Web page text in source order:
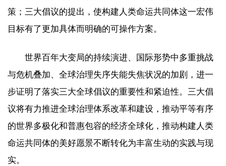
策；三大倡议的提出，使构建人类命运共同体这一宏伟
目标有了更加具体而明确的可操作方案。
世界百年大变局的持续演进、国际形势中多重挑战
与危机叠加、全球治理失序失能失焦状况的加剧，进一
步证明了落实三大全球倡议的重要性和紧迫性。三大倡
议将有力推进全球治理体系改革和建设，推动平等有序
的世界多极化和普惠包容的经济全球化，推动构建人类
命运共同体的美好愿景不断转化为丰富生动的实践与现
实。